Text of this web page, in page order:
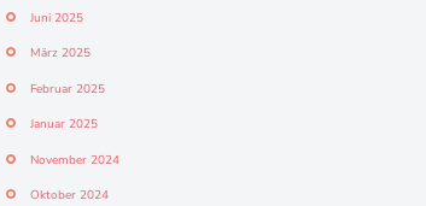
Juni 2025
März 2025
Februar 2025
Januar 2025
November 2024
Oktober 2024